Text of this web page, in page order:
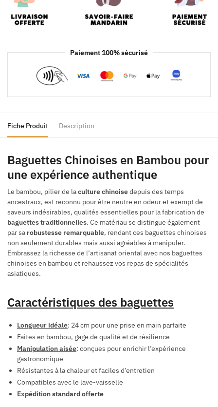
Paiement 100% sécurisé
Fiche Produit Description
Baguettes Chinoises en Bambou pour
une expérience authentique
Le bambou, pilier de laculture chinoisedepuis des temps
ancestraux, est reconnu pour être neutre en odeur et exempt de
saveurs indésirables, qualités essentielles pour la fabrication de
baguettes traditionnelles. Ce matériau se distingue également
par sa robustesse remarquable, rendant ces baguettes chinoises
non seulement durables mais aussi agréables à manipuler.
Embrassez la richesse de l’artisanat oriental avec nos baguettes
chinoises en bambou et rehaussez vos repas de spécialités
asiatiques.
Caractéristiques des baguettes
Longueur idéale: 24 cm pour une prise en main parfaite
Faites en bambou, gage de qualité et de résilience
Manipulation aisée: conçues pour enrichir l’expérience
gastronomique
Résistantes à la chaleur et faciles d’entretien
Compatibles avec le lave-vaisselle
Expédition standard offerte